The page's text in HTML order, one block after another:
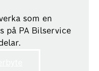
som en
på PA Bilservice